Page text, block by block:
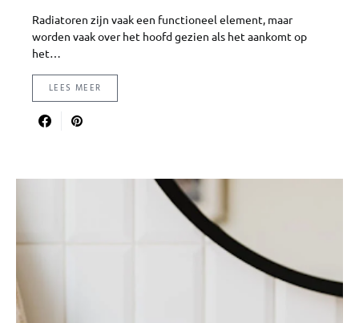
Radiatoren zijn vaak een functioneel element, maar
worden vaak over het hoofd gezien als het aankomt op
het…
LEES MEER